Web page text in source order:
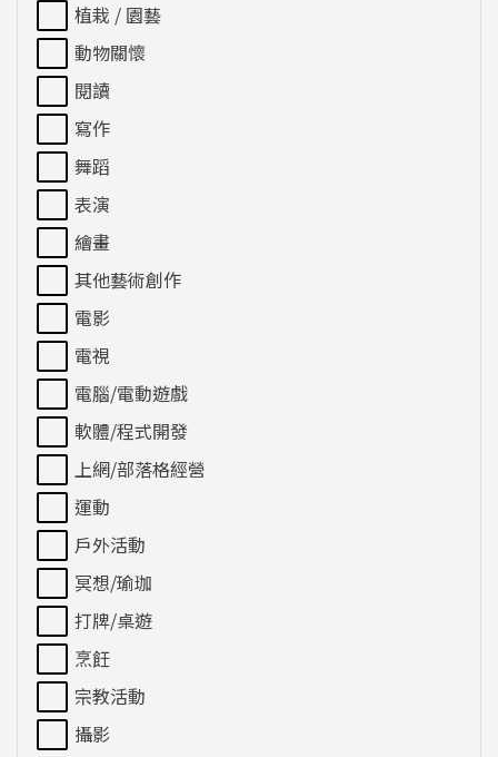
植栽 / 園藝
動物關懷
閱讀
寫作
舞蹈
表演
繪畫
其他藝術創作
電影
電視
電腦/電動遊戲
軟體/程式開發
上網/部落格經營
運動
戶外活動
冥想/瑜珈
打牌/桌遊
烹飪
宗教活動
攝影